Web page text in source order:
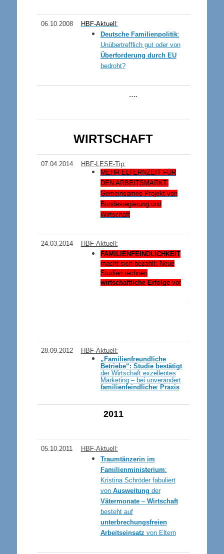
06.10.2008
HBF-Aktuell:
Deutsche Familienpolitik:
Unübertrefflich gut oder von
Überforderung durch EU
bedroht?
….
WIRTSCHAFT
07.04.2014
HBF-LESE-Tip:
MEHR ELTERNZEIT FÜR
DEN ARBEITSMARKT:
Gemeinsames Projekt von
Bundesregierung und
Wirtschaft
24.03.2014
HBF-Aktuell:
FAMILIENFEINDLICHKEIT
macht sich bezahlt: Neue
Studien rechnen
wirtschaftliche Erfolgevor
28.09.2012
HBF-Aktuell:
„Familienfreundliche
Betriebe“: Studie bestätigt
der Wirtschaft exzellentes
Marketing – bei unverändert
familienfeindlicher Praxis
2011
05.10.2011 HBF-Aktuell:
Traumtänzerin im
Familienministerium:
Kristina Schröder fabuliert
von Ausweitung der
Vätermonate– Wirtschaft
besteht auf
unterbrechungsfreien
Arbeitseinsatz von Eltern